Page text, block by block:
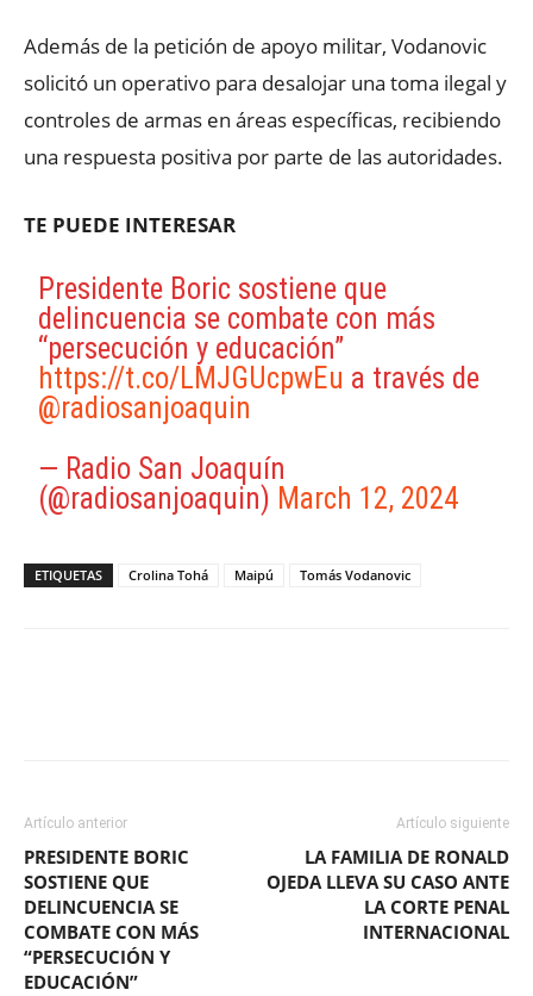
Además de la petición de apoyo militar, Vodanovic
solicitó un operativo para desalojar una toma ilegal y
controles de armas en áreas específicas, recibiendo
una respuesta positiva por parte de las autoridades.
TE PUEDE INTERESAR
Presidente Boric sostiene que
delincuencia se combate con más
“persecución y educación”
https://t.co/LMJGUcpwEu a través de
@radiosanjoaquin
— Radio San Joaquín
(@radiosanjoaquin) March 12, 2024
ETIQUETAS Crolina Tohá Maipú Tomás Vodanovic
Artículo anterior
PRESIDENTE BORIC
SOSTIENE QUE
DELINCUENCIA SE
COMBATE CON MÁS
“PERSECUCIÓN Y
EDUCACIÓN”
Artículo siguiente
LA FAMILIA DE RONALD
OJEDA LLEVA SU CASO ANTE
LA CORTE PENAL
INTERNACIONAL